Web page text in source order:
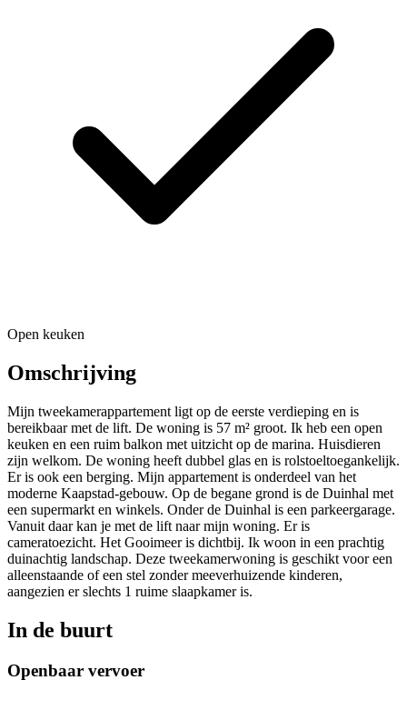
Open keuken
Omschrijving
Mijn tweekamerappartement ligt op de eerste verdieping en is
bereikbaar met de lift. De woning is 57 m² groot. Ik heb een open
keuken en een ruim balkon met uitzicht op de marina. Huisdieren
zijn welkom. De woning heeft dubbel glas en is rolstoeltoegankelijk.
Er is ook een berging. Mijn appartement is onderdeel van het
moderne Kaapstad-gebouw. Op de begane grond is de Duinhal met
een supermarkt en winkels. Onder de Duinhal is een parkeergarage.
Vanuit daar kan je met de lift naar mijn woning. Er is
cameratoezicht. Het Gooimeer is dichtbij. Ik woon in een prachtig
duinachtig landschap. Deze tweekamerwoning is geschikt voor een
alleenstaande of een stel zonder meeverhuizende kinderen,
aangezien er slechts 1 ruime slaapkamer is.
In de buurt
Openbaar vervoer